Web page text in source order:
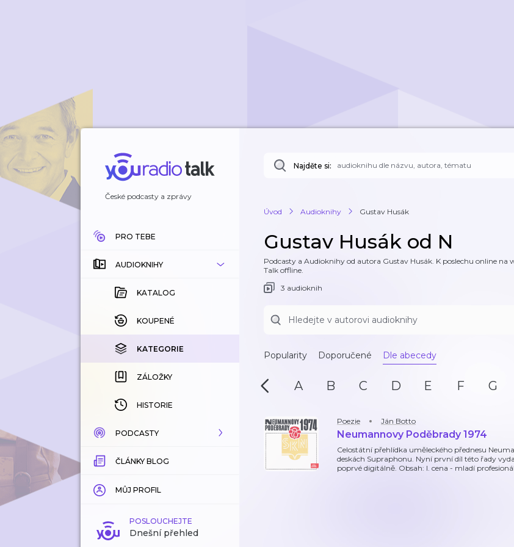
České podcasty a zprávy
PRO TEBE
AUDIOKNIHY
KATALOG
KOUPENÉ
KATEGORIE
ZÁLOŽKY
HISTORIE
PODCASTY
KATALOG
KATEGORIE
ZÁLOŽKY
ČLÁNKY BLOG
MŮJ PROFIL
POSLOUCHEJTE
Dnešní přehled
Najděte si:
Úvod Audioknihy Gustav Husák
Gustav Husák od N
Podcasty a Audioknihy od autora Gustav Husák. K poslechu online na
Talk offline.
3 audioknih
Popularity Doporučené Dle abecedy
A B C D E F G
Poezie Ján Botto
Neumannovy Poděbrady 1974
Celostátní přehlídka uměleckého přednesu
deskách Supraphonu. Nyní první díl této řady
poprvé digitálně. Obsah: I. cena - mladí